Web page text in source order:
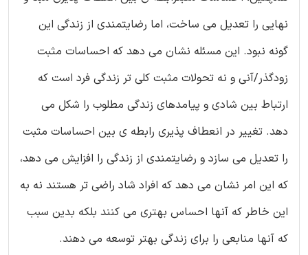
نهایی را تعدیل می ساخت، اما رضایتمندی از زندگی این
گونه نبود. این مسئله نشان می دهد که احساسات مثبت
زودگذر/آنی و نه تحولات مثبت کلی تر زندگی فرد است که
ارتباط بین شادی و پیامدهای زندگی مطلوب را شکل می
دهد. تغییر در انعطاف پذیری رابطه ی بین احساسات مثبت
را تعدیل می سازد و رضایتمندی از زندگی را افزایش می دهد،
که این امر نشان می دهد که افراد شاد راضی تر هستند نه به
این خاطر که آنها احساس بهتری می کنند بلکه بدین سبب
که آنها منابعی را برای زندگی بهتر توسعه می دهند.